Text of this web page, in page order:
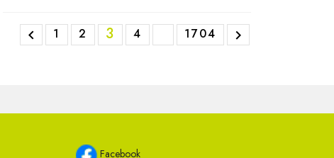
 1 2 3 4 1704 
Facebook